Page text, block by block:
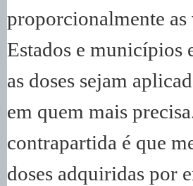
proporcionalmente as
Estados e municípios
as doses sejam
em quem mais
contrapartida é que
doses adquiridas por